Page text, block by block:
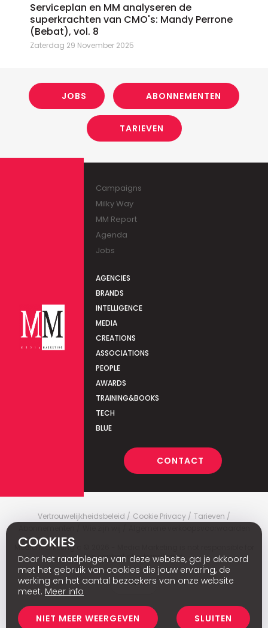
Serviceplan en MM analyseren de
superkrachten van CMO's: Mandy Perrone
(Bebat), vol. 8
Zaterdag 29 November 2025
JOBS ABONNEMENTEN
TARIEVEN
Campaigns
Milky Way
MM Report
Agenda
Jobs
AGENCIES
BRANDS
INTELLIGENCE
MEDIA
CREATIONS
ASSOCIATIONS
PEOPLE
AWARDS
TRAINING&BOOKS
TECH
BLUE
CONTACT
Vertrouwelijkheidsbeleid Cookie Privacy
Tarieven
Media Marketing
the content of external sites.
Fr
COOKIES
Door het raadplegen van deze website, ga je akkoord
met het gebruik van cookies die jouw ervaring, de
werking en het aantal bezoekers van onze website
meet. Meer info
NIET MEER WEERGEVEN SLUITEN